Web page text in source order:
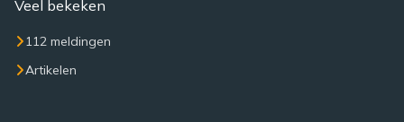
Veel bekeken
112 meldingen
Artikelen